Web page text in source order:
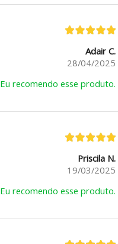
Adair C.
28/04/2025
Eu recomendo esse produto.
Priscila N.
19/03/2025
Eu recomendo esse produto.